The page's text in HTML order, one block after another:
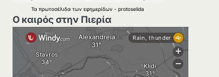
Ταπρωτοσέλιδατωνεφημερίδων-protoselida
Ο καιρός στην Πιερία